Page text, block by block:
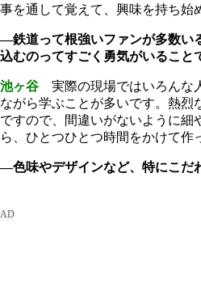
事を通して覚えて、興味を持ち始
―鉄道って根強いファンが多数い
込むのってすごく勇気がいること
池ヶ谷 実際の現場ではいろんな
ながら学ぶことが多いです。熱烈
ですので、間違いがないように細
ら、ひとつひとつ時間をかけて作
―色味やデザインなど、特にこだ